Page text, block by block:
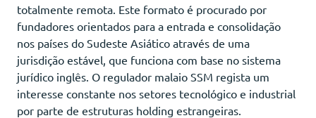
totalmente remota. Este formato é procurado por
fundadores orientados para a entrada e consolidação
nos países do Sudeste Asiático através de uma
jurisdição estável, que funciona com base no sistema
jurídico inglês. O regulador malaio SSM regista um
interesse constante nos setores tecnológico e industrial
por parte de estruturas holding estrangeiras.